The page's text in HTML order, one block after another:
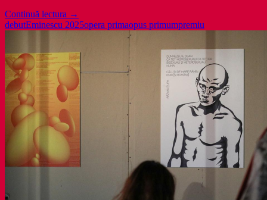
Continuă lectura Premiul
Eminescu
”Singuri
sub
râsetele
familiilor
perfecte”
de
Simona
Sigartău
→
debutEminescu 2025opera primaopus primumpremiu